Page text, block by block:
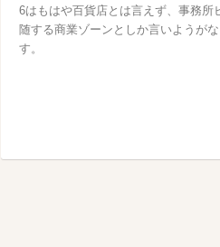
6はもはや百貨店とは言えず、事務所
随する商業ゾーンとしか言いようが
す。